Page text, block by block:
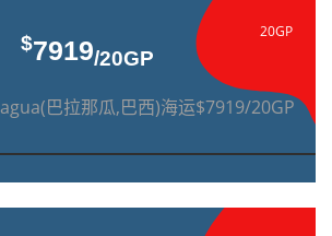
20GP
$7919/20GP
巴拉那瓜,巴西)海运$7919/20GP